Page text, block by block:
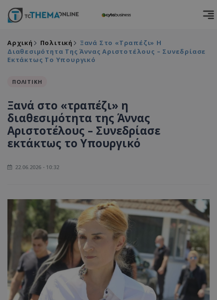
Αρχική Πολιτική
Ξανά Στο «τραπέζι» Η
Διαθεσιμότητα Της Άννας Αριστοτέλους – Συνεδρίασε
Εκτάκτως Το Υπουργικό
ΠΟΛΙΤΙΚΗ
Ξανά στο «τραπέζι» η
διαθεσιμότητα της Άννας
Αριστοτέλους – Συνεδρίασε
εκτάκτως το Υπουργικό
22.06.2026 - 10:32